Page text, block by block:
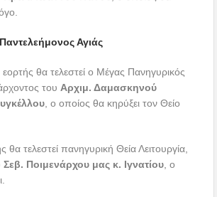
Αγιάς
θα τελεστεί ο Μέγας Πανηγυρικός
του Αρχιμ. Δαμασκηνού
, ο οποίος θα κηρύξει τον Θείο
θα τελεστεί πανηγυρική Θεία Λειτουργία,
Σεβ. Ποιμενάρχου μας κ. Ιγνατίου , ο